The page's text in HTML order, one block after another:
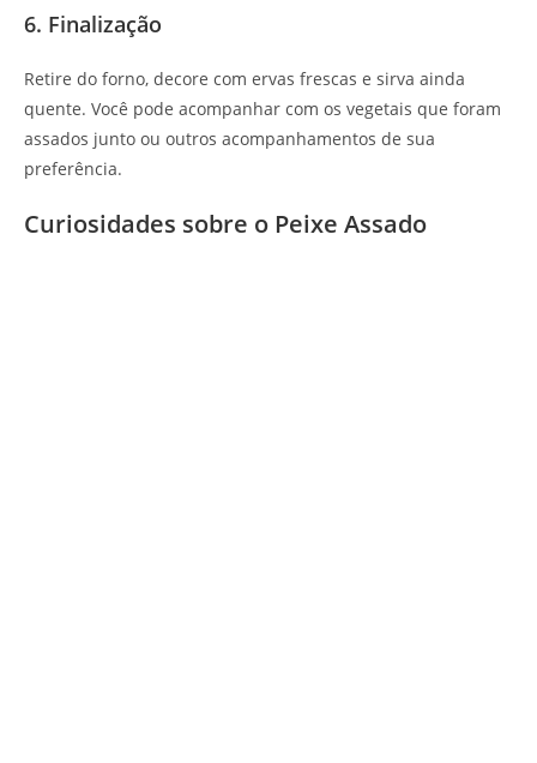
6. Finalização
Retire do forno, decore com ervas frescas e sirva ainda
quente. Você pode acompanhar com os vegetais que foram
assados junto ou outros acompanhamentos de sua
preferência.
Curiosidades sobre o Peixe Assado